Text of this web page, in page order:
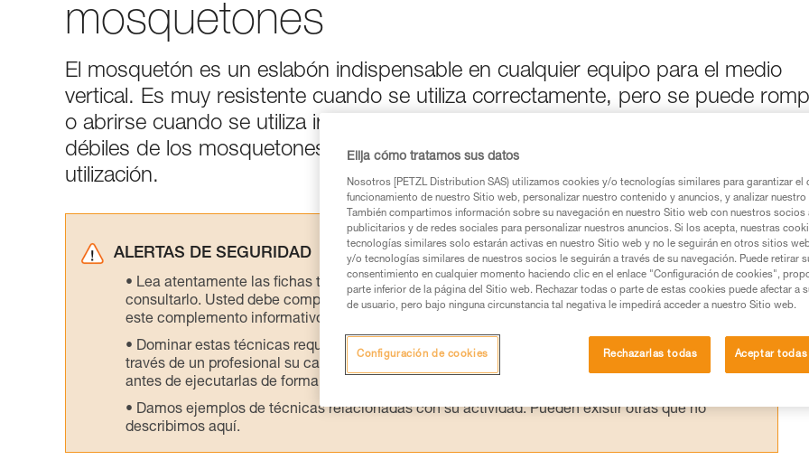
mosquetones
El mosquetón es un eslabón indispensable en cualquier equipo para el medio
vertical. Es muy resistente cuando se utiliza correctamente, pero se puede
o abrirse cuando se utiliza incorrectamente. Comprender los puntos fuertes y
débiles de los mosquetones permitirá al usuario elegir el más adecuado para
utilización.
ALERTAS DE SEGURIDAD
Lea atentamente las fichas técnicas de los productos utilizados en este consejo antes de
consultarlo. Usted debe comprender la información de la ficha técnica para poder comprender
este complemento informativo.
Dominar estas técnicas requiere una formación y un entrenamiento específico. Confirme a
través de un profesional su capacidad para ejecutar estas técnicas, solo y con total seguridad,
antes de ejecutarlas de forma autónoma.
Damos ejemplos de técnicas relacionadas con su actividad. Pueden existir otras que no
describimos aquí.
Elija cómo tratamos sus datos
Nosotros [PETZL Distribution SAS) utilizamos cookies y/o tecnologías similares para garantizar el
funcionamiento de nuestro Sitio web, personalizar nuestro contenido y anuncios, y analizar
También compartimos información sobre su navegación en nuestro Sitio web con nuestros socios
publicitarios y de redes sociales para personalizar nuestros anuncios. Si los acepta, nuestras
tecnologías similares solo estarán activas en nuestro Sitio web y no le seguirán en otros sitios
y/o tecnologías similares de nuestros socios le seguirán a través de su navegación. Puede retirar
consentimiento en cualquier momento haciendo clic en el enlace "Configuración de cookies",
parte inferior de la página del Sitio web. Rechazar todas o parte de estas cookies puede afectar a
de usuario, pero bajo ninguna circunstancia tal negativa le impedirá acceder a nuestro Sitio web.
Rechazarlas todas Aceptar
Configuración de cookies